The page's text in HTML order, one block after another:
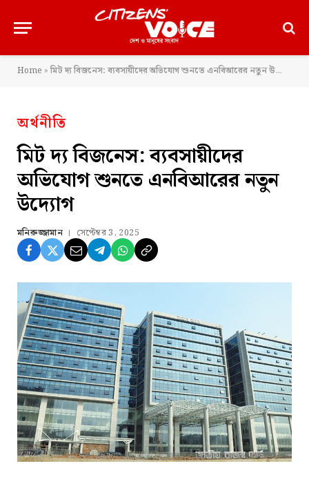
Home »মিট দ্য বিজনেস: ব্যবসায়ীদের অভিযোগ শুনতে এনবিআরের নতুন উদ্যোগ
অর্থনীতি
মিট দ্য বিজনেস: ব্যবসায়ীদের
অভিযোগ শুনতে এনবিআরের নতুন
উদ্যোগ
মনিরুজ্জামান সেপ্টেম্বর 3, 2025